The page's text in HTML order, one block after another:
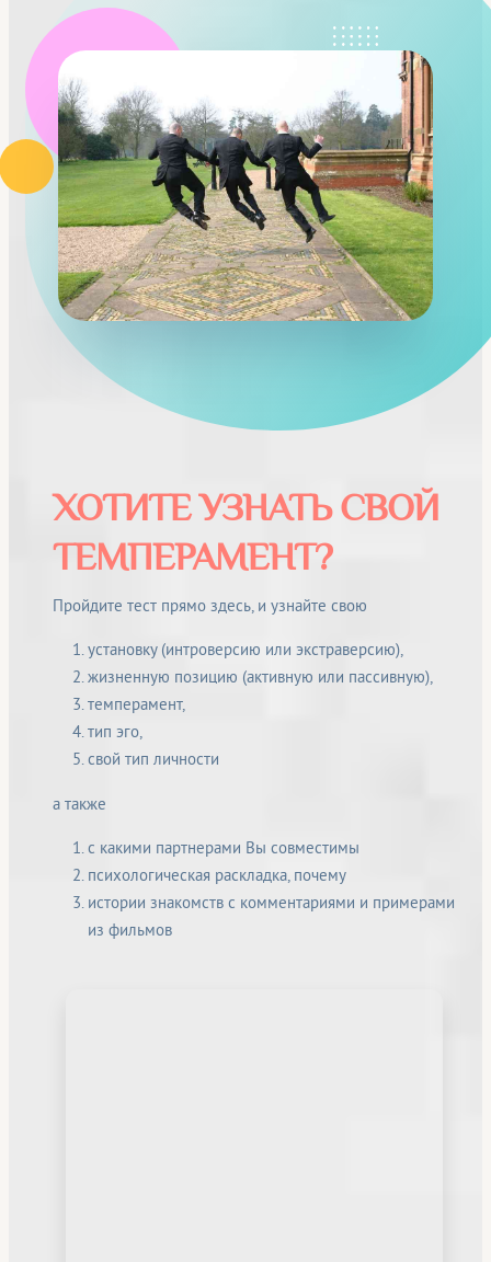
ХОТИТЕ УЗНАТЬ СВОЙ
ТЕМПЕРАМЕНТ?
Пройдите тест прямо здесь, и узнайте свою
установку (интроверсию или экстраверсию),
жизненную позицию (активную или пассивную),
темперамент,
тип эго,
свой тип личности
а также
с какими партнерами Вы совместимы
психологическая раскладка, почему
истории знакомств с комментариями и примерами
из фильмов